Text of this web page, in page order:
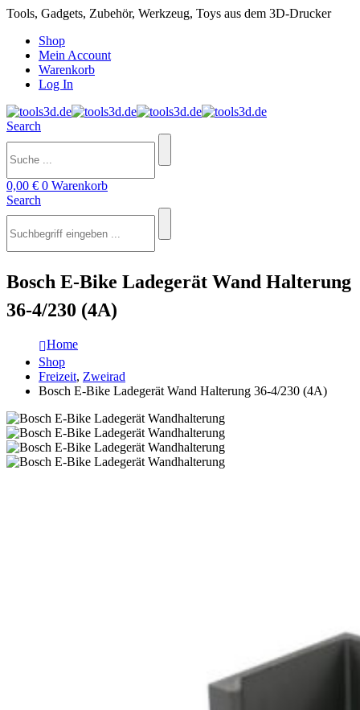
Tools, Gadgets, Zubehör, Werkzeug, Toys aus dem 3D-Drucker
Shop
Mein Account
Warenkorb
Log In
Search
0,00 € 0 Warenkorb
Search
Bosch E-Bike Ladegerät Wand Halterung
36-4/230 (4A)
Home
Shop
Freizeit, Zweirad
Bosch E-Bike Ladegerät Wand Halterung 36-4/230 (4A)